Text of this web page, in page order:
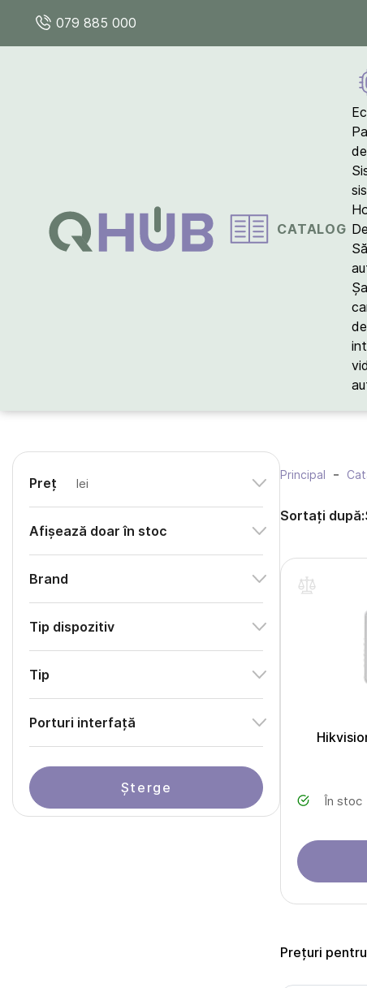
079 885 000
CATALOG
Preț lei
Afișează doar în stoc
Brand
Tip dispozitiv
Tip
Porturi interfață
Șterge
Principal
Sortați după:
În stoc
Prețuri